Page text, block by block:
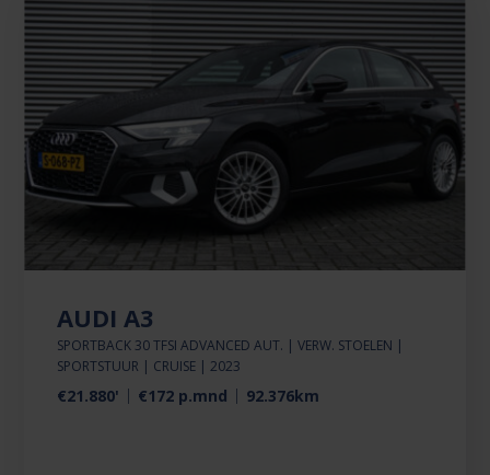
AUDI A3
SPORTBACK 30 TFSI ADVANCED AUT. | VERW. STOELEN |
SPORTSTUUR | CRUISE | 2023
€21.880' €172 p.mnd 92.376km